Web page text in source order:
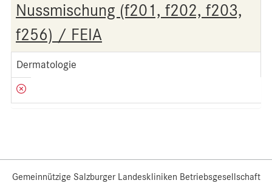
Nussmischung (f201, f202, f203,
f256) / FEIA
Dermatologie
Gemeinnützige Salzburger Landeskliniken Betriebsgesellschaft